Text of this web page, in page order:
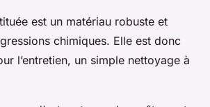
est un matériau robuste et
chimiques. Elle est donc
l’entretien, un simple nettoyage à